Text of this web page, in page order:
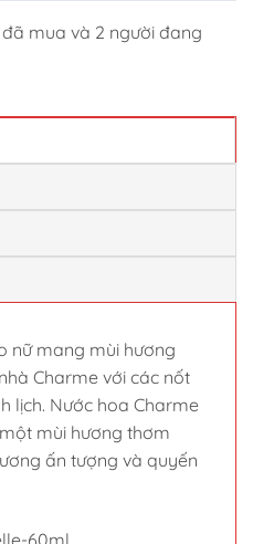
mang mùi hương
Charme với các nốt
lịch. Nước hoa Charme
ấn tượng và quyến
được bản chất của
rũ những vẫn